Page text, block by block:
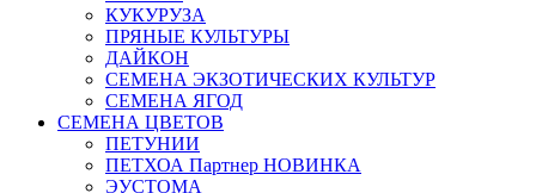
КУКУРУЗА
ПРЯНЫЕ КУЛЬТУРЫ
ДАЙКОН
СЕМЕНА ЭКЗОТИЧЕСКИХ КУЛЬТУР
СЕМЕНА ЯГОД
СЕМЕНА ЦВЕТОВ
ПЕТУНИИ
ПЕТХОА Партнер НОВИНКА
ЭУСТОМА